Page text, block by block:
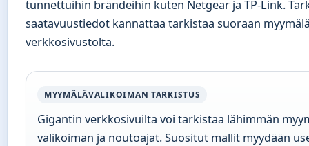
tunnettuihin brändeihin kuten Netgear ja TP-Link.
saatavuustiedot kannattaa tarkistaa suoraan
verkkosivustolta.
MYYMÄLÄVALIKOIMAN TARKISTUS
Gigantin verkkosivuilta voi tarkistaa lähimmän
valikoiman ja noutoajat. Suositut mallit myydään